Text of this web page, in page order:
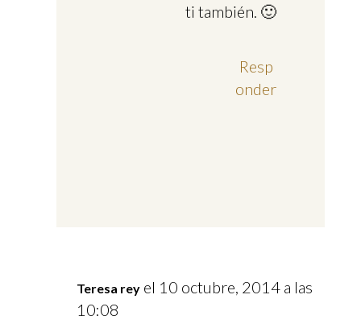
ti también. 🙂
Resp
onder
Teresa rey el 10 octubre, 2014 a las
10:08